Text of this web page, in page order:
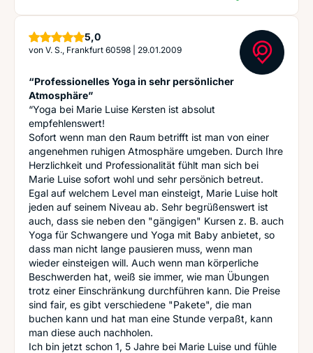
5,0Sterne
von V. S., Frankfurt 60598 29.01.2009
“Professionelles Yoga in sehr persönlicher
Atmosphäre”
“Yoga bei Marie Luise Kersten ist absolut
empfehlenswert!
Sofort wenn man den Raum betrifft ist man von einer
angenehmen ruhigen Atmosphäre umgeben. Durch Ihre
Herzlichkeit und Professionalität fühlt man sich bei
Marie Luise sofort wohl und sehr persönich betreut.
Egal auf welchem Level man einsteigt, Marie Luise holt
jeden auf seinem Niveau ab. Sehr begrüßenswert ist
auch, dass sie neben den "gängigen" Kursen z. B. auch
Yoga für Schwangere und Yoga mit Baby anbietet, so
dass man nicht lange pausieren muss, wenn man
wieder einsteigen will. Auch wenn man körperliche
Beschwerden hat, weiß sie immer, wie man Übungen
trotz einer Einschränkung durchführen kann. Die Preise
sind fair, es gibt verschiedene "Pakete", die man
buchen kann und hat man eine Stunde verpaßt, kann
man diese auch nachholen.
Ich bin jetzt schon 1, 5 Jahre bei Marie Luise und fühle